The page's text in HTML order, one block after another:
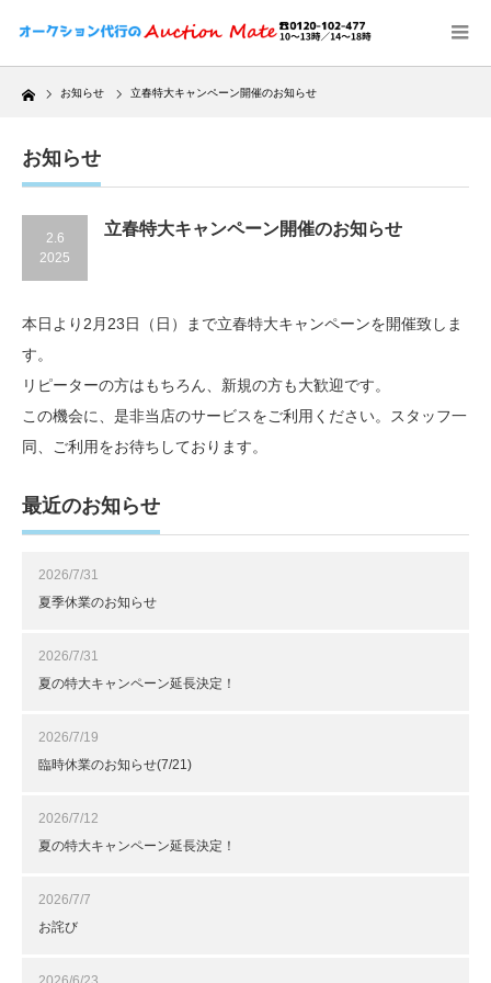
Home お知らせ 立春特大キャンペーン開催のお知らせ
お知らせ
2.6
2025
立春特大キャンペーン開催のお知らせ
本日より2月23日（日）まで立春特大キャンペーンを開催致しま
す。
リピーターの方はもちろん、新規の方も大歓迎です。
この機会に、是非当店のサービスをご利用ください。スタッフ一
同、ご利用をお待ちしております。
最近のお知らせ
2026/7/31
夏季休業のお知らせ
2026/7/31
夏の特大キャンペーン延長決定！
2026/7/19
臨時休業のお知らせ(7/21)
2026/7/12
夏の特大キャンペーン延長決定！
2026/7/7
お詫び